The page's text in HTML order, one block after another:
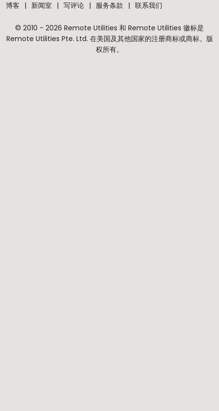
博客 新闻室 写评论 服务条款 联系我们
© 2010 - 2026 Remote Utilities 和 Remote Utilities 徽标是
Remote Utilities Pte. Ltd. 在美国及其他国家的注册商标或商标。版
权所有。